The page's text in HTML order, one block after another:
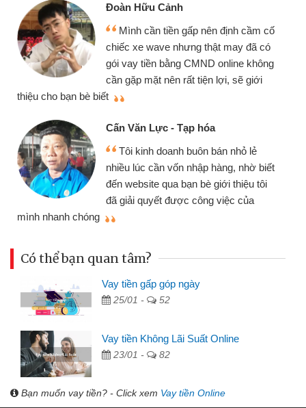
Đoàn Hữu Cảnh
Mình cần tiền gấp nên định cầm cố
chiếc xe wave nhưng thật may đã có
gói vay tiền bằng CMND online không
cần gặp mặt nên rất tiện lợi, sẽ giới
thiệu cho bạn bè biết
Cấn Văn Lực - Tạp hóa
Tôi kinh doanh buôn bán nhỏ lẻ
nhiều lúc cần vốn nhập hàng, nhờ biết
đến website qua bạn bè giới thiệu tôi
đã giải quyết được công việc của
mình nhanh chóng
Có thể bạn quan tâm?
Vay tiền gấp góp ngày
25/01 - 52
Vay tiền Không Lãi Suất Online
23/01 - 82
Bạn muốn vay tiền? - Click xem Vay tiền Online